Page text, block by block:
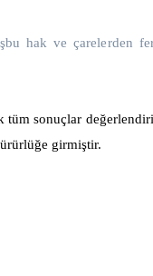
hak ve çarelerden
sonuçlar
girmiştir.